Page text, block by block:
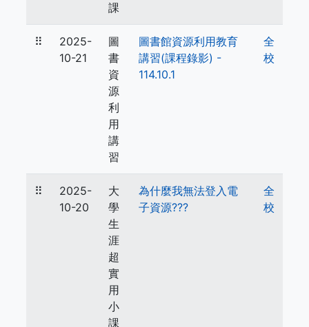
課
⠿
2025-
10-21
圖
書
資
源
利
用
講
習
圖書館資源利用教育
講習(課程錄影) -
114.10.1
全
校
⠿
2025-
10-20
大
學
生
涯
超
實
用
小
課
為什麼我無法登入電
子資源???
全
校